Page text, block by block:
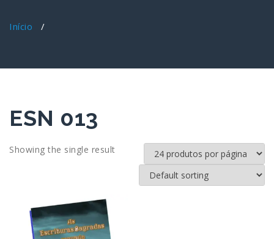
Início /
ESN 013
Showing the single result